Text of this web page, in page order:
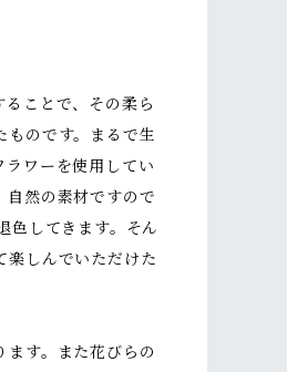
ことで、その柔ら
ものです。まるで生
ワーを使用してい
自然の素材ですので
色してきます。そん
楽しんでいただけた
す。また花びらの